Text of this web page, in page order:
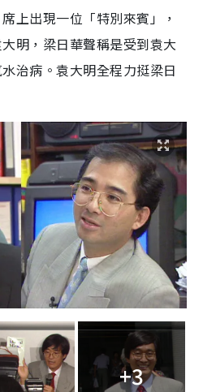
上出現一位「特別來賓」，
明，梁日華聲稱是受到袁大
治病。袁大明全程力挺梁日
+3